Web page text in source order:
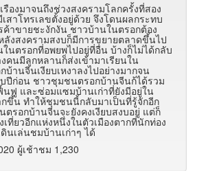
องมาจนถึงช่วงสงครามโลกครั้งที่สอง
สาโทรเลขตั้งอยู่ด้วย จึงโดนผลกระทบ
ค้าขายชะงักงัน ชาวบ้านในตรอกต้อง
งสงครามสงบก็มีการขยายตลาดขึ้นไป
นตรอกที่อพยพไปอยู่ที่อื่น บ้างก็ไม่ได้กลับ
คนมีลูกหลานก็ส่งเข้ามาเรียนใน
บ้านจีนเงียบเหงาลงไปอย่างมากจน
ปีก่อน ชาวชุมชนตรอกบ้านจีนก้ได้รวม
นฟู และซ่อมแซมบ้านเก่าที่ยังมีอยู่ใน
ขึ้น ทำให้ชุมชนนี้กลับมาเป็นที่รู้จักอีก
รอกบ้านจีนจะยังคงเงียบสงบอยู่ แต่ก็
ที่ยวอีกแห่งหนึ่งในตัวเมืองตากที่นักท่อง
นเล่นชมบ้านเก่าๆ ได้
ผู้เช้าชม 1,230